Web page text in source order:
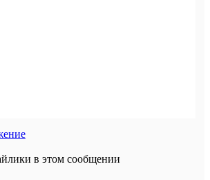
в этом сообщении